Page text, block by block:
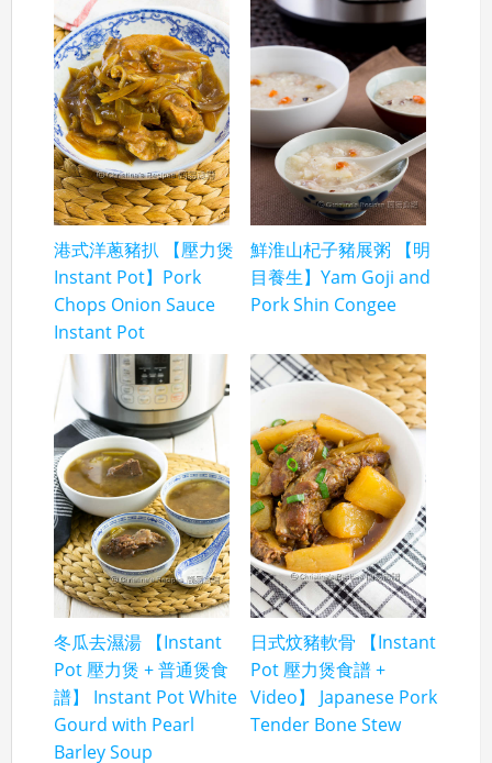
港式洋蔥豬扒 【壓力煲
Instant Pot】Pork
Chops Onion Sauce
Instant Pot
鮮淮山杞子豬展粥 【明
目養生】Yam Goji and
Pork Shin Congee
冬瓜去濕湯 【Instant
Pot 壓力煲 + 普通煲食
譜】 Instant Pot White
Gourd with Pearl
Barley Soup
日式炆豬軟骨 【Instant
Pot 壓力煲食譜 +
Video】 Japanese Pork
Tender Bone Stew